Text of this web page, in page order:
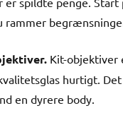
rammer
Kit-objektiver
hurtigt.
en dyrere body.